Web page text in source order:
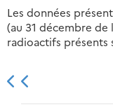
Les données
(au 31 décembre de
radioactifs présents